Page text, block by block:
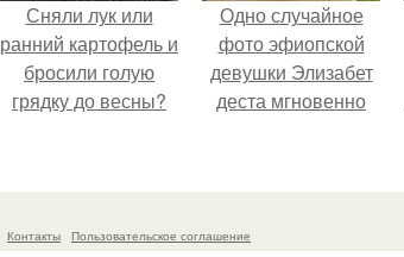
Сняли лук или
ранний картофель и
бросили голую
грядку до весны?
Одно случайное
фото эфиопской
девушки Элизабет
деста мгновенно
сделало её новой
Контакты
Пользовательское соглашение